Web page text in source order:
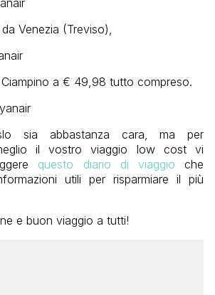
Venezia (Treviso),
a € 49,98 tutto compreso.
sia abbastanza cara, ma per
il vostro viaggio low cost vi
questo diario di viaggio che
utili per risparmiare il più
e buon viaggio a tutti!